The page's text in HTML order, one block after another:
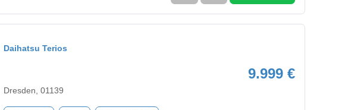
Daihatsu Terios
9.999 €
Dresden, 01139